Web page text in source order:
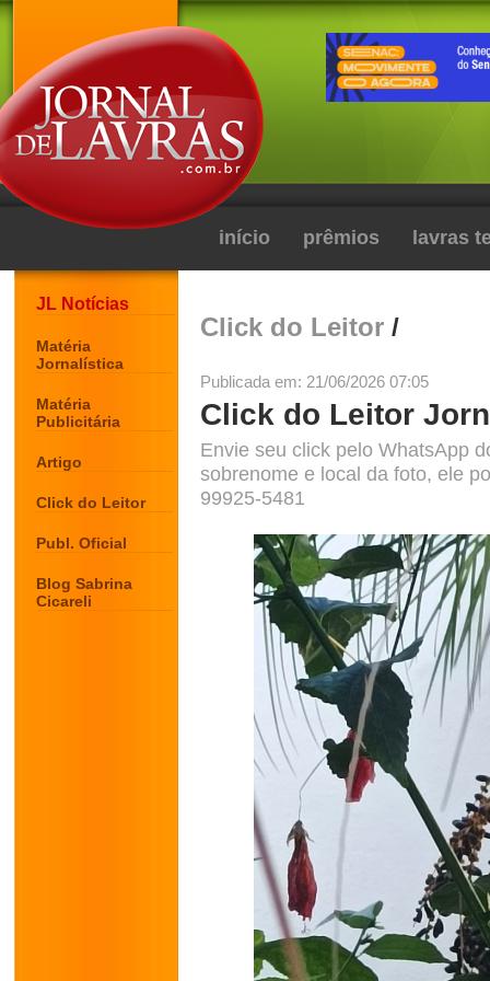
início prêmios lavras
JL Notícias
Matéria
Jornalística
Matéria
Publicitária
Artigo
Click do Leitor
Publ. Oficial
Blog Sabrina
Cicareli
Click do Leitor /
Publicada em: 21/06/2026 07:05
Click do Leitor
Envie seu click pelo WhatsApp
sobrenome e local da foto, ele
99925-5481